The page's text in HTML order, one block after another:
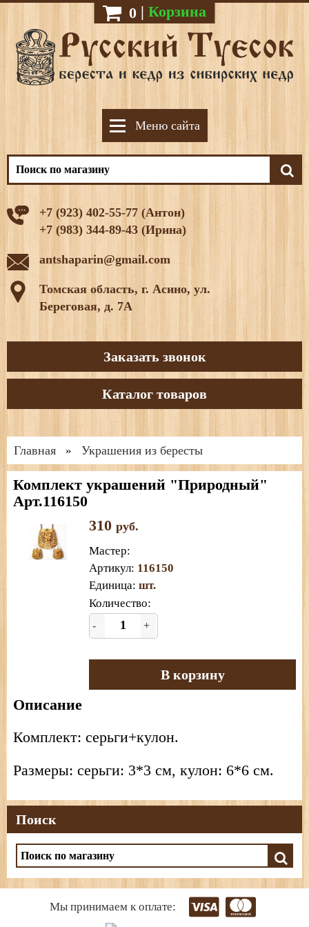
0 | Корзина
Меню сайта
+7 (923) 402-55-77 (Антон)
+7 (983) 344-89-43 (Ирина)
antshaparin@gmail.com
Томская область, г. Асино, ул.
Береговая, д. 7А
Заказать звонок
Каталог товаров
Главная » Украшения из бересты
Комплект украшений "Природный"
Арт.116150
310 руб.
Мастер:
Артикул: 116150
Единица: шт.
Количество:
- +
В корзину
Описание
Комплект: серьги+кулон.
Размеры: серьги: 3*3 см, кулон: 6*6 см.
Поиск
Мы принимаем к оплате: